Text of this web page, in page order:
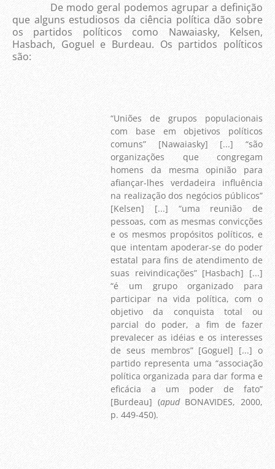
De modo geral podemos agrupar a definição
que alguns estudiosos da ciência política dão sobre
os partidos políticos como Nawaiasky, Kelsen,
Hasbach, Goguel e Burdeau. Os partidos políticos
são:
“Uniões de grupos populacionais
com base em objetivos políticos
comuns” [Nawaiasky] [...] “são
organizações que congregam
homens da mesma opinião para
afiançar-lhes verdadeira influência
na realização dos negócios públicos”
[Kelsen] [...] “uma reunião de
pessoas, com as mesmas convicções
e os mesmos propósitos políticos, e
que intentam apoderar-se do poder
estatal para fins de atendimento de
suas reivindicações” [Hasbach] [...]
“é um grupo organizado para
participar na vida política, com o
objetivo da conquista total ou
parcial do poder, a fim de fazer
prevalecer as idéias e os interesses
de seus membros” [Goguel] [...] o
partido representa uma “associação
política organizada para dar forma e
eficácia a um poder de fato”
[Burdeau] (apudBONAVIDES, 2000,
p. 449-450).